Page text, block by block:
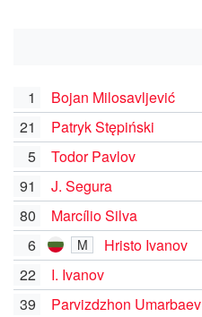
1
Bojan Milosavljević
21
Patryk Stępiński
5
Todor Pavlov
91
J. Segura
80
Marcílio Silva
6
M
Hristo Ivanov
22
I. Ivanov
39
Parvizdzhon Umarbaev